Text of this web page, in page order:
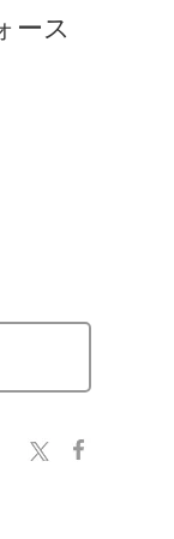
ース